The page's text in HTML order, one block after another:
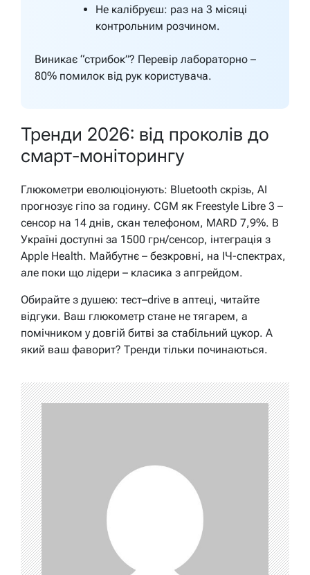
Не калібруєш: раз на 3 місяці
контрольним розчином.
Виникає “стрибок”? Перевір лабораторно –
80% помилок від рук користувача.
Тренди 2026: від проколів до
смарт-моніторингу
Глюкометри еволюціонують: Bluetooth скрізь, AI
прогнозує гіпо за годину. CGM як Freestyle Libre 3 –
сенсор на 14 днів, скан телефоном, MARD 7,9%. В
Україні доступні за 1500 грн/сенсор, інтеграція з
Apple Health. Майбутнє – безкровні, на ІЧ-спектрах,
але поки що лідери – класика з апгрейдом.
Обирайте з душею: тест–drive в аптеці, читайте
відгуки. Ваш глюкометр стане не тягарем, а
помічником у довгій битві за стабільний цукор. А
який ваш фаворит? Тренди тільки починаються.